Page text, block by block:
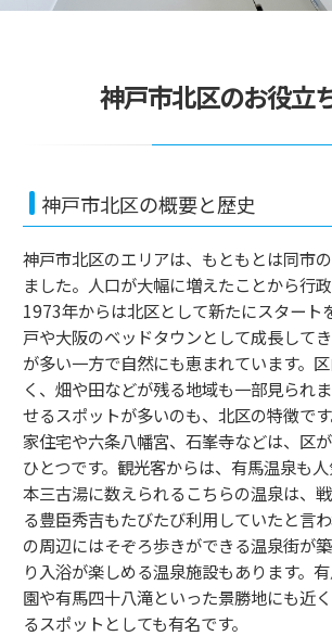
神戸市北区のお役立
神戸市北区の概要と歴史
神戸市北区のエリアは、もともとは同市
ました。人口が大幅に増えたことから行政
1973年からは北区として新たにスタート
戸や大阪のベッドタウンとして成長して
が多い一方で自然にも恵まれています。
く、畑や田などが残る地域も一部見られ
せるスポットが多いのも、北区の特徴で
家住宅や六条八幡宮、石峯寺などは、区
ひとつです。観光客からは、有馬温泉も
本三古湯に数えられるこちらの温泉は、
る豊臣秀吉もたびたび利用していたと言
の周辺にはそぞろ歩きができる温泉街が
り入浴が楽しめる温泉施設もあります。
園や有馬四十八滝といった景勝地にも近
るスポットとしても有名です。